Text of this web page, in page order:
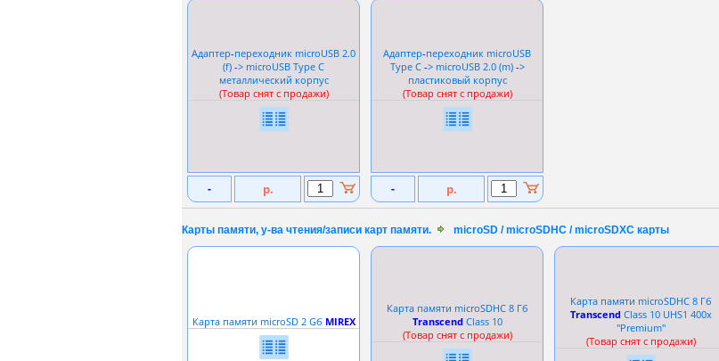
Адаптер-переходник microUSB 2.0
(f) -> microUSB Type C
металлический корпус
(Товар снят с продажи)
- р.
Адаптер-переходник microUSB
Type C -> microUSB 2.0 (m) ->
пластиковый корпус
(Товар снят с продажи)
- р.
Карты памяти, у-ва чтения/записи карт памяти. microSD / microSDHC / microSDXC карты
Карта памяти microSD 2 Gб MIREX
Карта памяти microSDHC 8 Гб
TranscendСlass 10
(Товар снят с продажи)
Карта памяти microSDHC 8 Гб
TranscendСlass 10 UHS1 400x
''Premium''
(Товар снят с продажи)